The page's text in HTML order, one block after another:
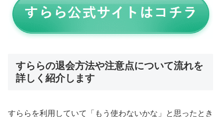
すららの退会方法や注意点について流れを
詳しく紹介します
すららを利用していて「もう使わないかな」と思ったとき